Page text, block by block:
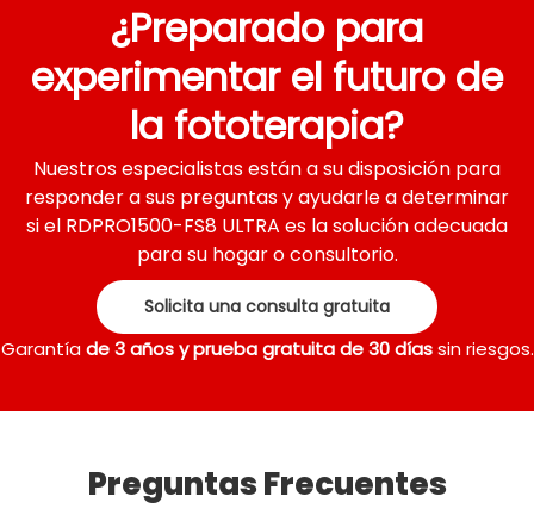
¿Preparado para
experimentar el futuro de
la fototerapia?
Nuestros especialistas están a su disposición para
responder a sus preguntas y ayudarle a determinar
si el RDPRO1500-FS8 ULTRA es la solución adecuada
para su hogar o consultorio.
Solicita una consulta gratuita
Garantíade 3 años y prueba gratuita de 30 díassin riesgos.
Preguntas Frecuentes